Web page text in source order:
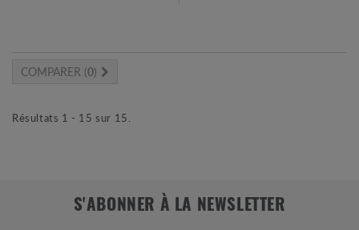
COMPARER (0)
Résultats 1 - 15 sur 15.
S'ABONNER À LA NEWSLETTER